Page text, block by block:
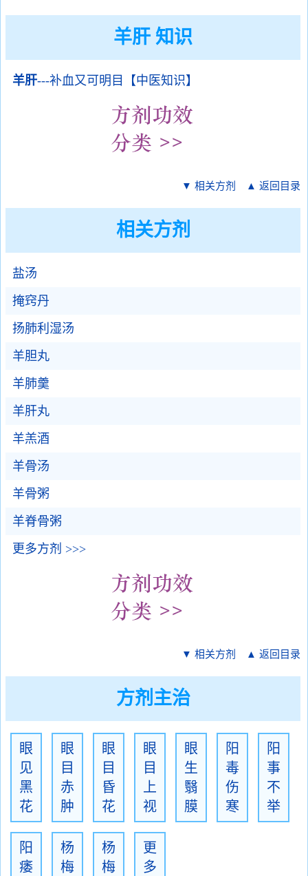
羊肝 知识
羊肝---补血又可明目【中医知识】
▼ 相关方剂 ▲ 返回目录
相关方剂
盐汤
掩窍丹
扬肺利湿汤
羊胆丸
羊肺羹
羊肝丸
羊羔酒
羊骨汤
羊骨粥
羊脊骨粥
更多方剂 >>>
▼ 相关方剂 ▲ 返回目录
方剂主治
眼
见
黑
花
眼
目
赤
肿
眼
目
昏
花
眼
目
上
视
眼
生
翳
膜
阳
毒
伤
寒
阳
事
不
举
阳
痿
杨
梅
杨
梅
更
多